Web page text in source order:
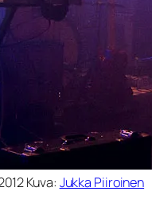
Kuva: Jukka Piiroinen